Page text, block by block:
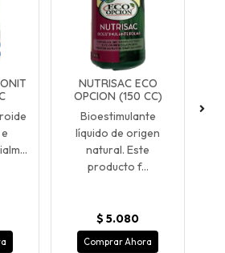
NUTRISAC ECO
OPCION (150 CC)
Bioestimulante
líquido de origen
natural. Este
producto f...
$ 5.080
Comprar Ahora